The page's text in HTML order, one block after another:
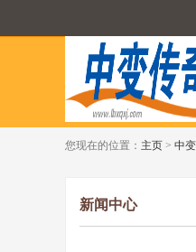
您现在的位置： 主页 > 中
新闻中心